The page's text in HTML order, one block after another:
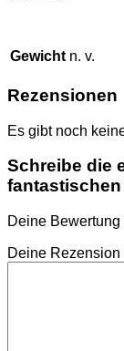
Gewicht n. v.
Rezensionen
Es gibt noch
Schreibe die
Deine Bewertung
Deine Rezension